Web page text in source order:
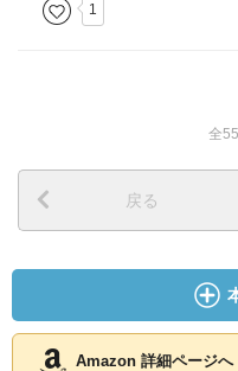
1
全
戻る
Amazon 詳細ページへ